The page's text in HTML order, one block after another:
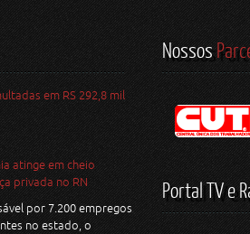
em RS 292,8 mil
atinge em cheio
privada no RN
por 7.200 empregos
no estado, o
Nossos
Portal TV e